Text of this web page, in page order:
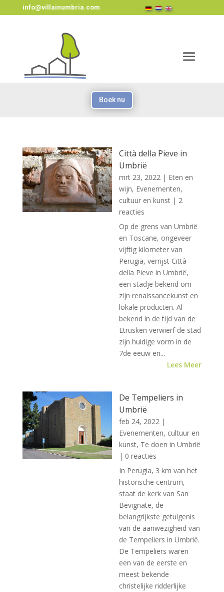
info@villainumbria.com
Boek nu
Città della Pieve in
Umbrië
mrt 23, 2022 | Eten en
wijn, Evenementen,
cultuur en kunst | 2
reacties
Op de grens van Umbrië
en Toscane, ongeveer
vijftig kilometer van
Perugia, verrijst Città
della Pieve in Umbrië,
een stadje bekend om
zijn renaissancekunst en
lokale producten. Al
bekend in de tijd van de
Etrusken verwierf de stad
zijn huidige vorm in de
7de eeuw en...
Lees Meer
De Tempeliers in
Umbrië
feb 24, 2022 |
Evenementen, cultuur en
kunst, Te doen in Umbrië
| 0 reacties
In Perugia, 3 km van het
historische centrum,
staat de kerk van San
Bevignate, de
belangrijkste getuigenis
van de aanwezigheid van
de Tempeliers in Umbrië.
De Tempeliers waren
een van de eerste en
meest bekende
christelijke ridderlijke